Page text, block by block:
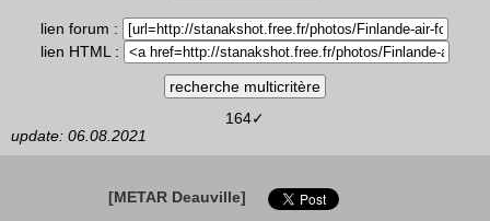
lien forum :
lien HTML :
164✓
update: 06.08.2021
[METAR Deauville]